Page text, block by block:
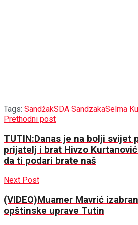
Tags: SandžakSDA SandzakaSelma
Prethodni post
TUTIN:Danas je na bolji svijet
prijatelj i brat Hivzo
da ti podari brate naš
Next Post
(VIDEO)Muamer Mavrić
opštinske uprave Tutin